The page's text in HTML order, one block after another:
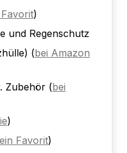
)
und Regenschutz
(bei Amazon
Zubehör (bei
)
Favorit)